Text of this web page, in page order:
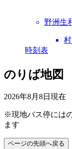
野洲生
時刻表
のりば地図
2026年8月8日 現在
※現地バス停には
ます
ページの先頭へ戻る